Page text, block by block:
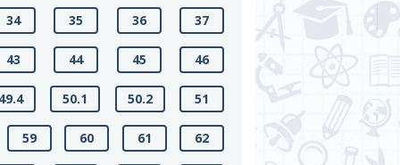
34 35 36 37
43 44 45 46
50.1 50.2 51
59 60 61 62